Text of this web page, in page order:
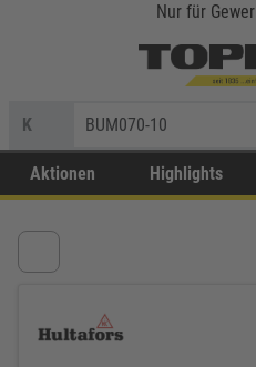
Nur für
K BUM070-10
Aktionen Highlights